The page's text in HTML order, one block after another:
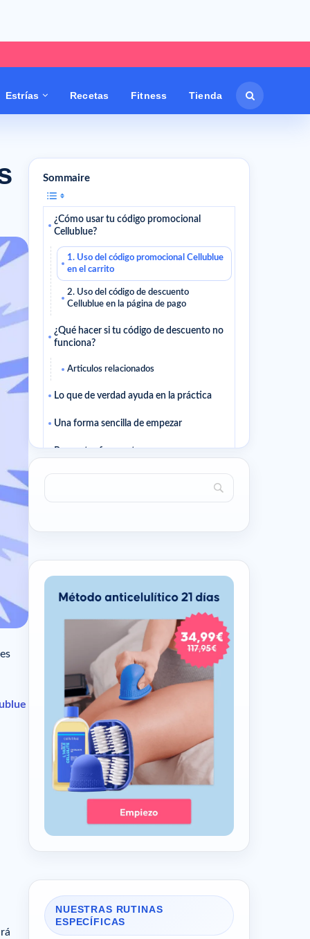
Estrías Recetas Fitness Tienda
Sommaire
¿Cómo usar tu código promocional
Cellublue?
1. Uso del código promocional Cellublue
en el carrito
2. Uso del código de descuento
Cellublue en la página de pago
¿Qué hacer si tu código de descuento no
funciona?
Articulos relacionados
Lo que de verdad ayuda en la práctica
Una forma sencilla de empezar
¿Cómo sé si voy por buen camino?
¿Conviene cambiarlo todo a la vez?
NUESTRAS RUTINAS
ESPECÍFICAS